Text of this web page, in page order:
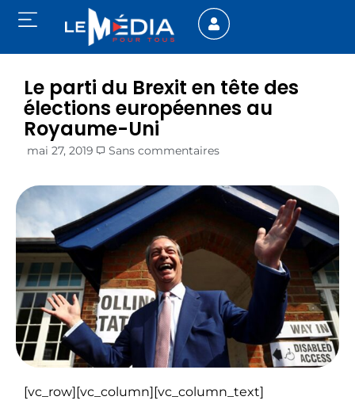
Le parti du Brexit en tête des
élections européennes au
Royaume-Uni
mai 27, 2019 Sans commentaires
[vc_row][vc_column][vc_column_text]